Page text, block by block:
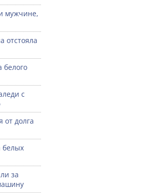
мужчине,
отстояла
белого
с
от долга
белых
за